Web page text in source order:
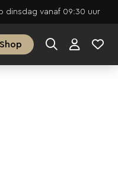
dinsdag vanaf 09:30 uur
Shop